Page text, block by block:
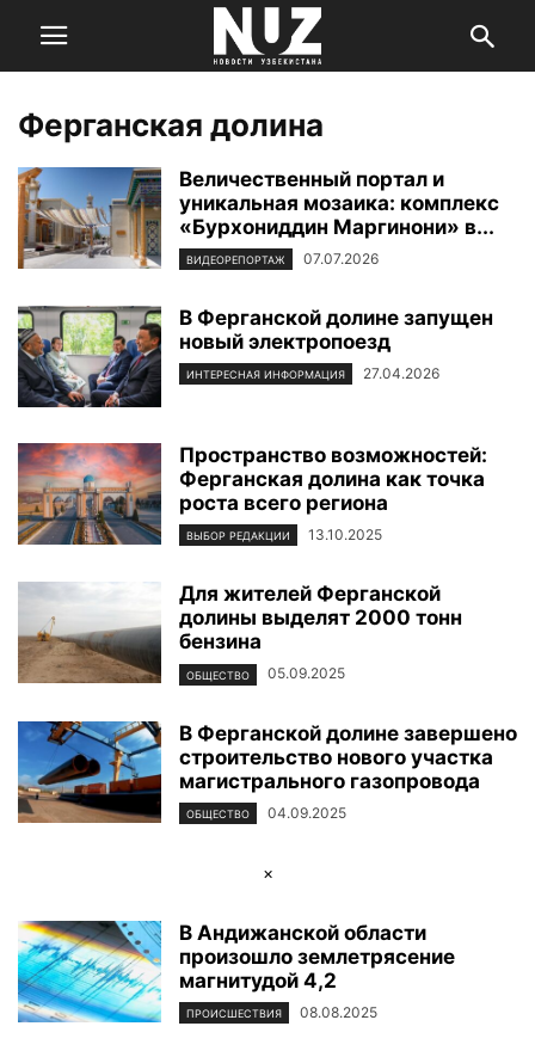
Ферганская долина
Величественный портал и
уникальная мозаика: комплекс
«Бурхониддин Маргинони» в...
ВИДЕОРЕПОРТАЖ 07.07.2026
В Ферганской долине запущен
новый электропоезд
ИНТЕРЕСНАЯ ИНФОРМАЦИЯ 27.04.2026
Пространство возможностей:
Ферганская долина как точка
роста всего региона
ВЫБОР РЕДАКЦИИ 13.10.2025
Для жителей Ферганской
долины выделят 2000 тонн
бензина
ОБЩЕСТВО 05.09.2025
В Ферганской долине завершено
строительство нового участка
магистрального газопровода
ОБЩЕСТВО 04.09.2025
×
В Андижанской области
произошло землетрясение
магнитудой 4,2
ПРОИСШЕСТВИЯ 08.08.2025